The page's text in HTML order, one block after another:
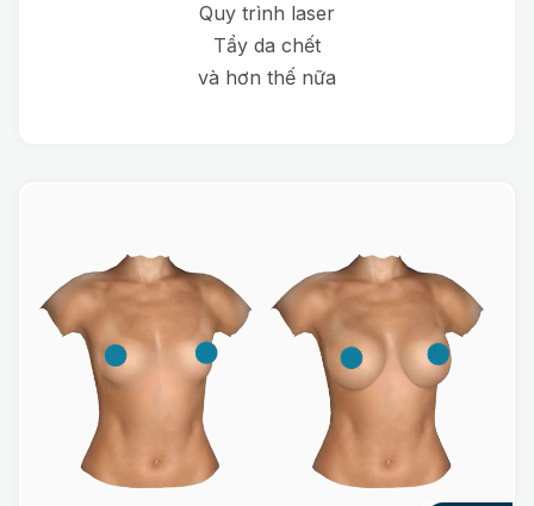
Quy trình laser
Tẩy da chết
và hơn thế nữa